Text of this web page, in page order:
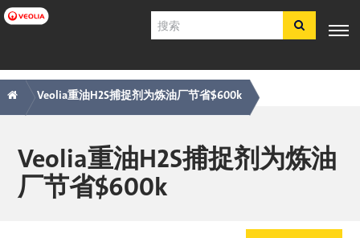
跳
转
要
内
容
搜
索
主
导
专业知
识
行业应
用
产品与服
务
客户支
持
SDS
COA
痕
迹
航
Veolia重油H2S捕捉剂为炼油厂节省$600k
Veolia重油H2S捕捉剂为炼油
厂节省$600k